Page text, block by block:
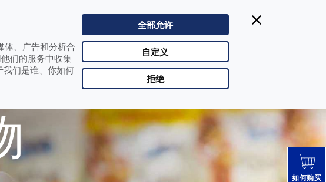
体、广告和分析合
们的服务中收集
我们是谁、你如何
全部允许
自定义
拒绝
致电Datalogic得利捷:400-1188-898| Singapore
如何购买